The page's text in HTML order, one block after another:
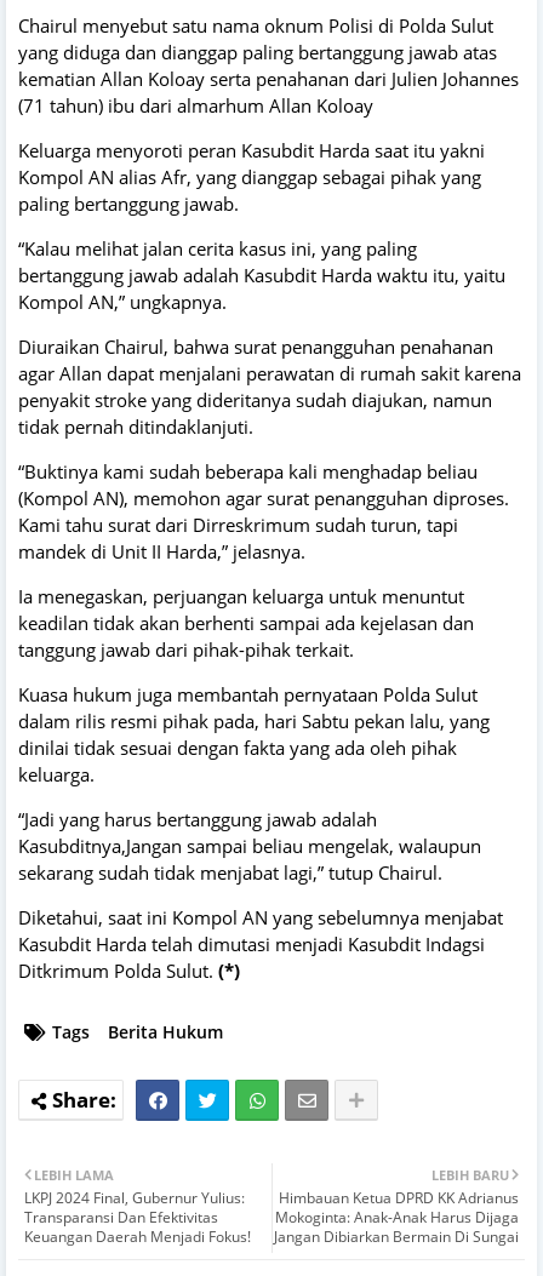
Chairul menyebut satu nama oknum Polisi di Polda Sulut
yang diduga dan dianggap paling bertanggung jawab atas
kematian Allan Koloay serta penahanan dari Julien Johannes
(71 tahun) ibu dari almarhum Allan Koloay
Keluarga menyoroti peran Kasubdit Harda saat itu yakni
Kompol AN alias Afr, yang dianggap sebagai pihak yang
paling bertanggung jawab.
“Kalau melihat jalan cerita kasus ini, yang paling
bertanggung jawab adalah Kasubdit Harda waktu itu, yaitu
Kompol AN,” ungkapnya.
Diuraikan Chairul, bahwa surat penangguhan penahanan
agar Allan dapat menjalani perawatan di rumah sakit karena
penyakit stroke yang dideritanya sudah diajukan, namun
tidak pernah ditindaklanjuti.
“Buktinya kami sudah beberapa kali menghadap beliau
(Kompol AN), memohon agar surat penangguhan diproses.
Kami tahu surat dari Dirreskrimum sudah turun, tapi
mandek di Unit II Harda,” jelasnya.
Ia menegaskan, perjuangan keluarga untuk menuntut
keadilan tidak akan berhenti sampai ada kejelasan dan
tanggung jawab dari pihak-pihak terkait.
Kuasa hukum juga membantah pernyataan Polda Sulut
dalam rilis resmi pihak pada, hari Sabtu pekan lalu, yang
dinilai tidak sesuai dengan fakta yang ada oleh pihak
keluarga.
“Jadi yang harus bertanggung jawab adalah
Kasubditnya,Jangan sampai beliau mengelak, walaupun
sekarang sudah tidak menjabat lagi,” tutup Chairul.
Diketahui, saat ini Kompol AN yang sebelumnya menjabat
Kasubdit Harda telah dimutasi menjadi Kasubdit Indagsi
Ditkrimum Polda Sulut. (*)
Tags Berita Hukum
LEBIH BARU
Himbauan Ketua DPRD KK Adrianus
Mokoginta: Anak-Anak Harus Dijaga
Jangan Dibiarkan Bermain Di Sungai
LEBIH LAMA
LKPJ 2024 Final, Gubernur Yulius:
Transparansi Dan Efektivitas
Keuangan Daerah Menjadi Fokus!